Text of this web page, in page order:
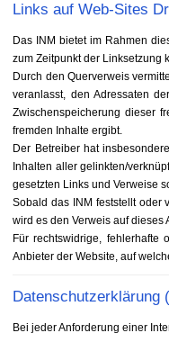
Links auf Web-Sites
Das INM bietet im Rahmen
zum Zeitpunkt der Linksetzung
Durch den Querverweis
veranlasst, den Adressaten
Zwischenspeicherung dieser
fremden Inhalte ergibt.
Der Betreiber hat
Inhalten aller gelinkten/
gesetzten Links und Verweise
Sobald das INM feststellt oder
wird es den Verweis auf
Für rechtswidrige, fehlerhafte
Anbieter der Website, auf
Datenschutzerklärung
Bei jeder Anforderung einer